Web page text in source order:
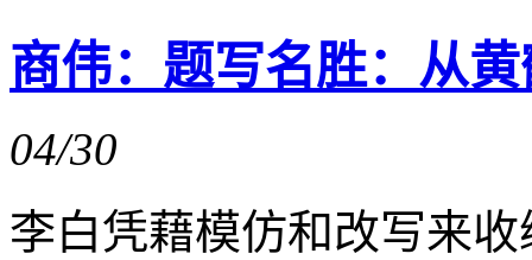
商伟：题写名胜：从
04/30
李白凭藉模仿和改写来